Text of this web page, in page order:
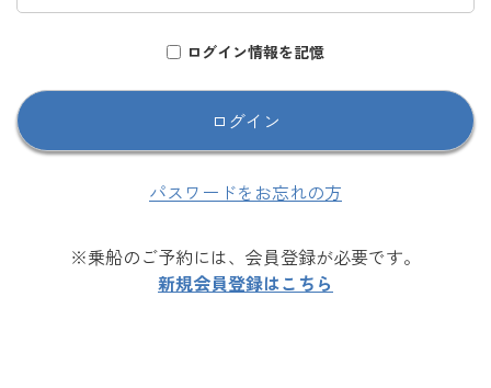
ログイン情報を記憶
パスワードをお忘れの方
※乗船のご予約には、会員登録が必要です。
新規会員登録はこちら